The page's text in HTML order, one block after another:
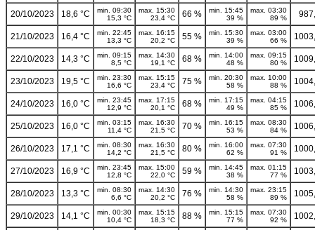
20/10/2023 18,6 °C
min. 09:30
15,3 °C
max. 15:30
23,4 °C
66 %
min. 15:45
39 %
max. 03:30
89 %
21/10/2023 16,4 °C
min. 22:45
13,3 °C
max. 16:15
20,2 °C
55 %
min. 15:30
39 %
max. 03:00
66 %
22/10/2023 14,3 °C
min. 09:15
8,5 °C
max. 14:30
19,1 °C
68 %
min. 14:00
48 %
max. 09:15
80 %
23/10/2023 19,5 °C
min. 23:30
16,6 °C
max. 15:15
23,4 °C
75 %
min. 20:30
58 %
max. 10:00
88 %
24/10/2023 16,0 °C
min. 23:45
12,9 °C
max. 17:15
20,1 °C
68 %
min. 17:15
49 %
max. 04:15
85 %
25/10/2023 16,0 °C
min. 03:15
11,4 °C
max. 16:30
21,5 °C
70 %
min. 16:15
53 %
max. 08:30
84 %
26/10/2023 17,1 °C
min. 08:30
14,2 °C
max. 16:30
21,5 °C
80 %
min. 16:00
62 %
max. 07:30
91 %
27/10/2023 16,9 °C
min. 23:45
12,8 °C
max. 15:00
22,0 °C
59 %
min. 14:45
38 %
max. 01:15
77 %
28/10/2023 13,3 °C
min. 08:30
6,6 °C
max. 14:30
20,2 °C
76 %
min. 14:30
58 %
max. 23:15
89 %
29/10/2023 14,1 °C
min. 00:30
10,4 °C
max. 15:15
18,3 °C
88 %
min. 15:15
77 %
max. 07:30
92 %